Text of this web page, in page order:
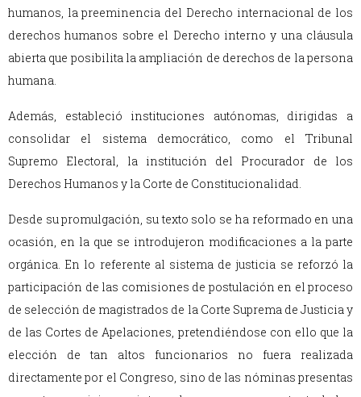
humanos, la preeminencia del Derecho internacional de los
derechos humanos sobre el Derecho interno y una cláusula
abierta que posibilita la ampliación de derechos de la persona
humana.
Además, estableció instituciones autónomas, dirigidas a
consolidar el sistema democrático, como el Tribunal
Supremo Electoral, la institución del Procurador de los
Derechos Humanos y la Corte de Constitucionalidad.
Desde su promulgación, su texto solo se ha reformado en una
ocasión, en la que se introdujeron modificaciones a la parte
orgánica. En lo referente al sistema de justicia se reforzó la
participación de las comisiones de postulación en el proceso
de selección de magistrados de la Corte Suprema de Justicia y
de las Cortes de Apelaciones, pretendiéndose con ello que la
elección de tan altos funcionarios no fuera realizada
directamente por el Congreso, sino de las nóminas presentas